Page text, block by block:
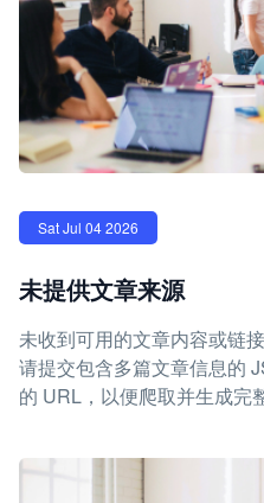
Sat Jul 04 2026
未提供文章来源
未收到可用的文章内容或链
请提交包含多篇文章信息的
的 URL，以便爬取并生成完